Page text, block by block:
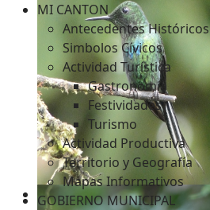
MI CANTON
Antecedentes Históricos
Simbolos Cívicos
Actividad Turística
Gastronomía
Festividades
Turismo
Actividad Productiva
Territorio y Geografía
Mapas Informativos
GOBIERNO MUNICIPAL